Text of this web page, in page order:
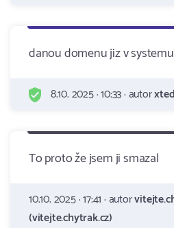
danou domenu jiz v
8.10. 2025 · 10:33 · autor
To proto že jsem ji smazal
10.10. 2025 · 17:41 · autor
(vitejte.chytrak.cz)